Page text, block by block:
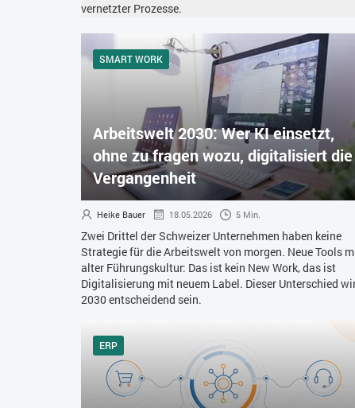
vernetzter Prozesse.
SMART WORK
Arbeitswelt 2030: Wer KI einsetzt,
ohne zu fragen wozu, digitalisiert die
Vergangenheit
Heike Bauer 18.05.2026 5 Min.
Zwei Drittel der Schweizer Unternehmen haben keine
Strategie für die Arbeitswelt von morgen. Neue Tools
alter Führungskultur: Das ist kein New Work, das ist
Digitalisierung mit neuem Label. Dieser Unterschied
2030 entscheidend sein.
ERP